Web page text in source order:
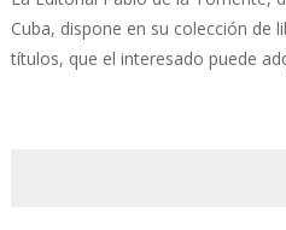
Cuba, dispone en su colección de
títulos, que el interesado puede